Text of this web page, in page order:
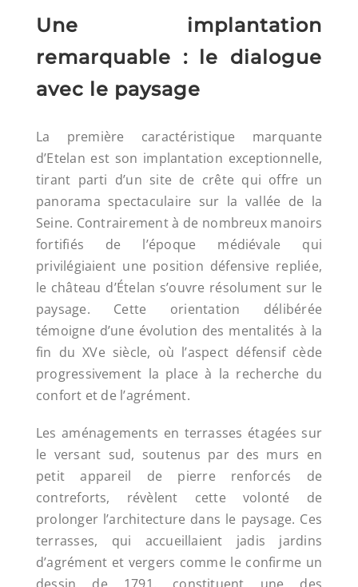
Une implantation
remarquable : le dialogue
avec le paysage
La première caractéristique marquante
d’Etelan est son implantation exceptionnelle,
tirant parti d’un site de crête qui offre un
panorama spectaculaire sur la vallée de la
Seine. Contrairement à de nombreux manoirs
fortifiés de l’époque médiévale qui
privilégiaient une position défensive repliée,
le château d’Ételan s’ouvre résolument sur le
paysage. Cette orientation délibérée
témoigne d’une évolution des mentalités à la
fin du XVe siècle, où l’aspect défensif cède
progressivement la place à la recherche du
confort et de l’agrément.
Les aménagements en terrasses étagées sur
le versant sud, soutenus par des murs en
petit appareil de pierre renforcés de
contreforts, révèlent cette volonté de
prolonger l’architecture dans le paysage. Ces
terrasses, qui accueillaient jadis jardins
d’agrément et vergers comme le confirme un